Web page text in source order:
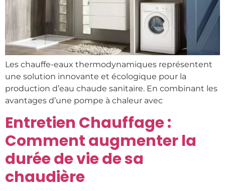
Les chauffe-eaux thermodynamiques représentent
une solution innovante et écologique pour la
production d’eau chaude sanitaire. En combinant les
avantages d’une pompe à chaleur avec
Entretien Chauffage :
Comment augmenter la
durée de vie de sa
chaudière